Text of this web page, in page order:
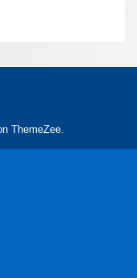
ThemeZee.